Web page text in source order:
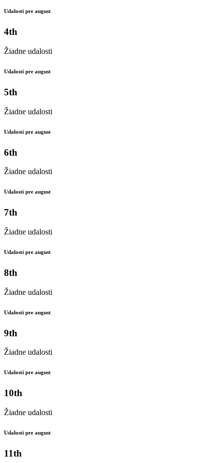
Udalosti pre august
4th
Žiadne udalosti
Udalosti pre august
5th
Žiadne udalosti
Udalosti pre august
6th
Žiadne udalosti
Udalosti pre august
7th
Žiadne udalosti
Udalosti pre august
8th
Žiadne udalosti
Udalosti pre august
9th
Žiadne udalosti
Udalosti pre august
10th
Žiadne udalosti
Udalosti pre august
11th